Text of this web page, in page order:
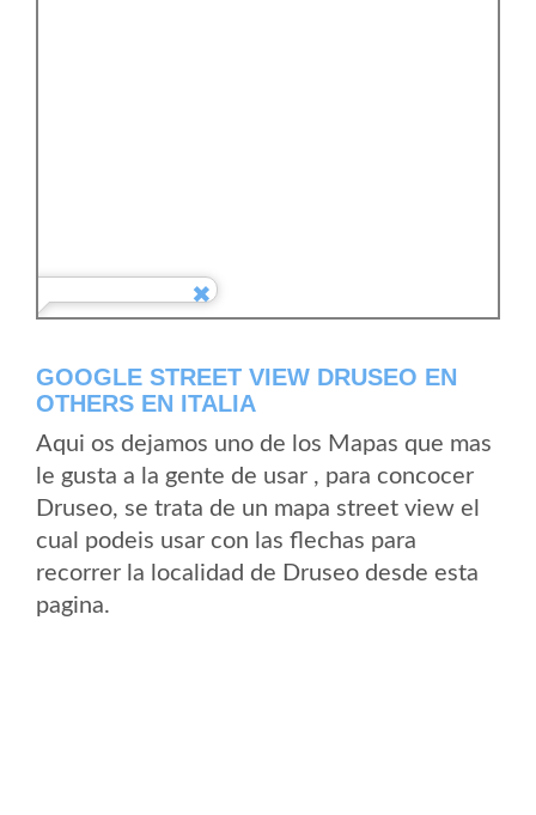
GOOGLE STREET VIEW DRUSEO EN
OTHERS EN ITALIA
Aqui os dejamos uno de los Mapas que mas
le gusta a la gente de usar , para concocer
Druseo, se trata de un mapa street view el
cual podeis usar con las flechas para
recorrer la localidad de Druseo desde esta
pagina.